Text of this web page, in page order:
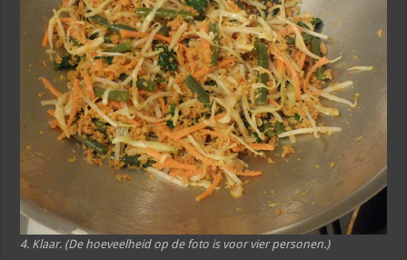
4. Klaar. (De hoeveelheid op de foto is voor vier personen.)